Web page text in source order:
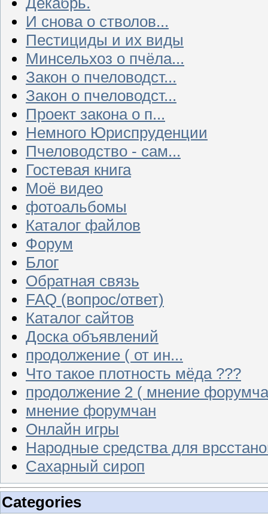
И снова о стволов...
Пестициды и их виды
Минсельхоз о пчёла...
Закон о пчеловодст...
Закон о пчеловодст...
Проект закона о п...
Немного Юриспруденции
Пчеловодство - сам...
Гостевая книга
Моё видео
фотоальбомы
Каталог файлов
Форум
Блог
Обратная связь
FAQ (вопрос/ответ)
Каталог сайтов
Доска объявлений
продолжение ( от ин...
Что такое плотность мёда ???
продолжение 2 ( мнение
мнение форумчан
Онлайн игры
Народные средства для
Сахарный сироп
Categories